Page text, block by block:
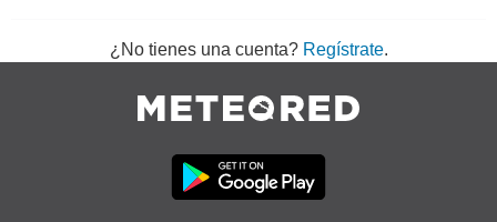
¿No tienes una cuenta? Regístrate.